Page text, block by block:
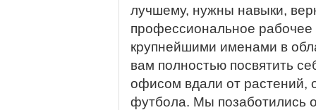
лучшему, нужны навыки,
профессиональное
крупнейшими именами в
вам полностью посвятить
офисом вдали от растений,
футбола. Мы позаботились